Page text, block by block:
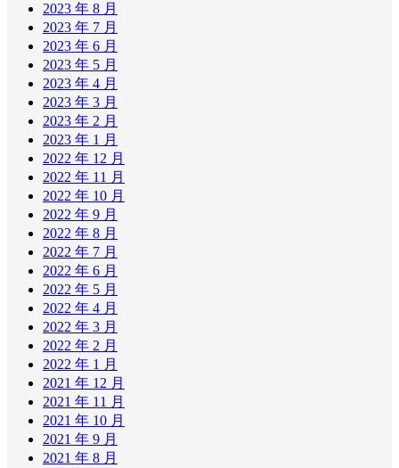
2023 年 8 月
2023 年 7 月
2023 年 6 月
2023 年 5 月
2023 年 4 月
2023 年 3 月
2023 年 2 月
2023 年 1 月
2022 年 12 月
2022 年 11 月
2022 年 10 月
2022 年 9 月
2022 年 8 月
2022 年 7 月
2022 年 6 月
2022 年 5 月
2022 年 4 月
2022 年 3 月
2022 年 2 月
2022 年 1 月
2021 年 12 月
2021 年 11 月
2021 年 10 月
2021 年 9 月
2021 年 8 月